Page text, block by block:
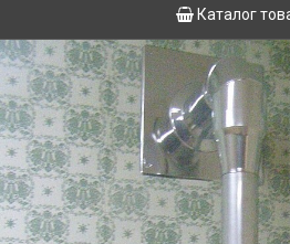
Каталог